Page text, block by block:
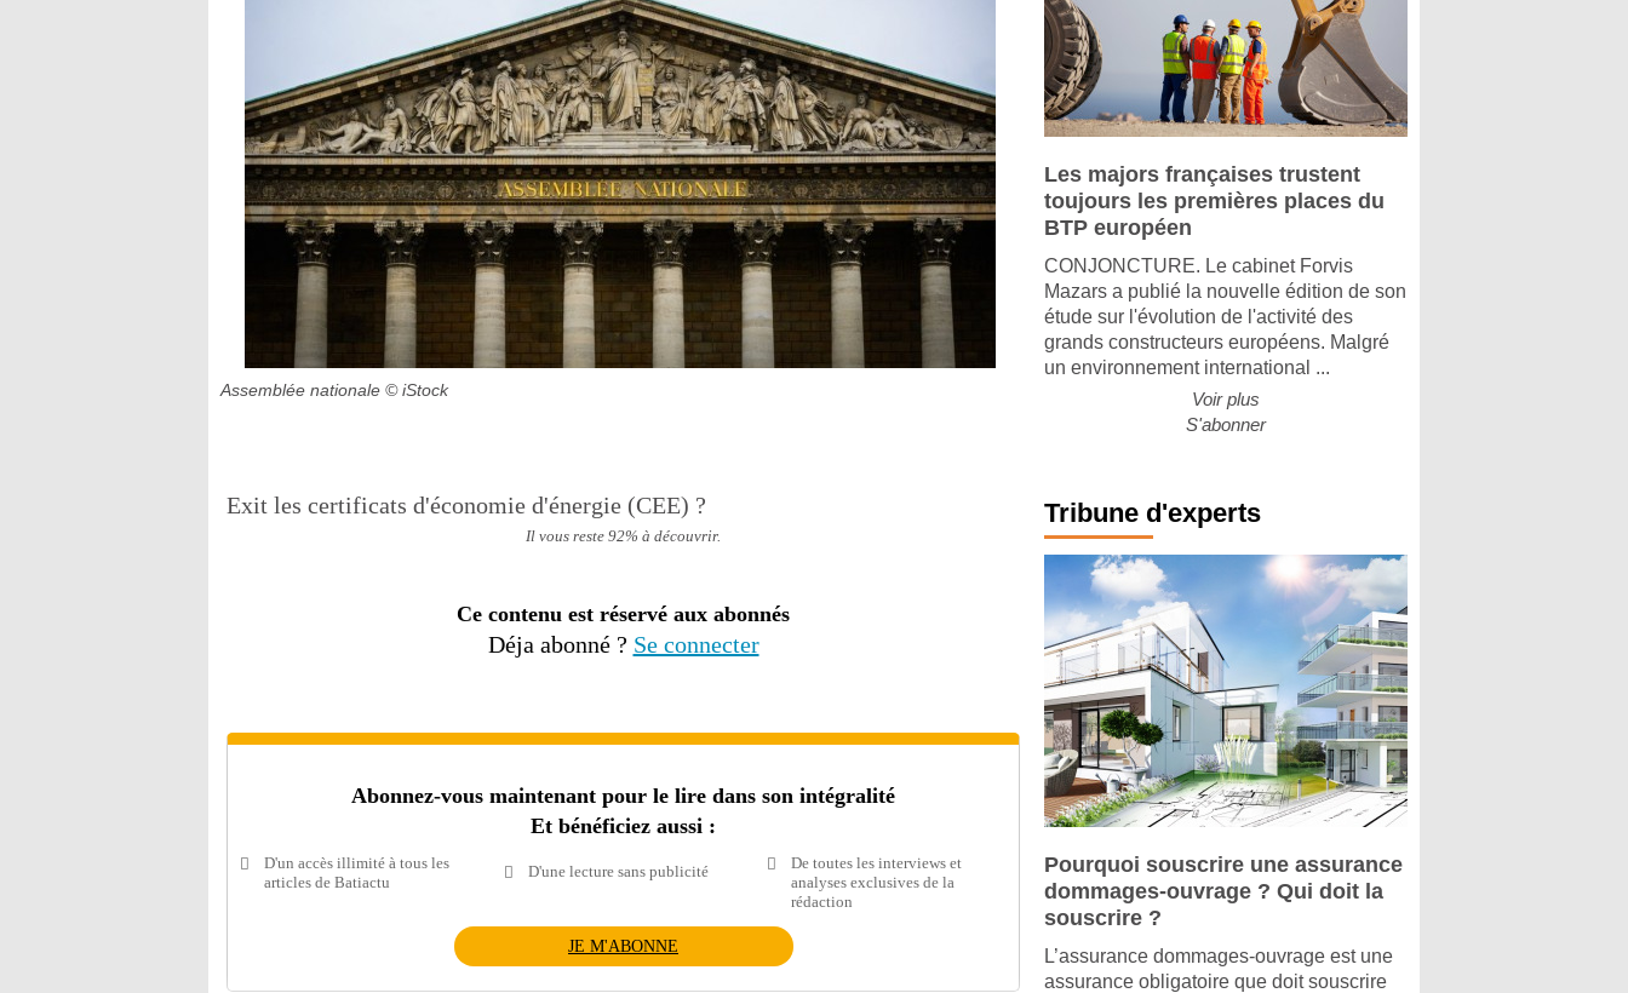
Assemblée nationale © iStock
Exit les certificats d'économie d'énergie (CEE) ?
Il vous reste 92% à découvrir.
Ce contenu est réservé aux abonnés
Déja abonné ? Se connecter
Abonnez-vous maintenant pour le lire dans son intégralité
Et bénéficiez aussi :
D'un accès illimité à tous les
articles de Batiactu
D'une lecture sans publicité
De toutes les interviews et
analyses exclusives de la
rédaction
JE M'ABONNE
Les majors françaises trustent
toujours les premières places du
BTP européen
CONJONCTURE. Le cabinet Forvis
Mazars a publié la nouvelle édition de son
étude sur l'évolution de l'activité des
grands constructeurs européens. Malgré
un environnement international ...
Voir plus
S'abonner
Tribune d'experts
Pourquoi souscrire une assurance
dommages-ouvrage ? Qui doit la
souscrire ?
L’assurance dommages-ouvrage est une
assurance obligatoire que doit souscrire